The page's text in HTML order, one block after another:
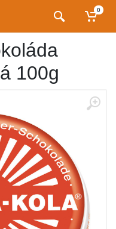
0
100g